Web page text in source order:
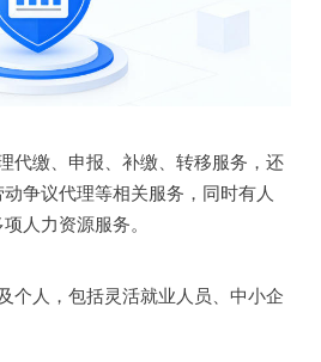
代缴、申报、补缴、转移服务，还
争议代理等相关服务，同时有人
人力资源服务。
个人，包括灵活就业人员、中小企